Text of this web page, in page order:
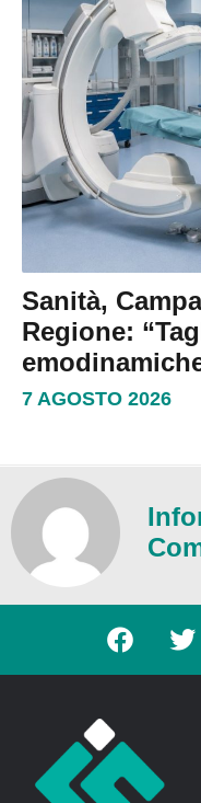
Sanità,
Regione:
7 AGOSTO 2026